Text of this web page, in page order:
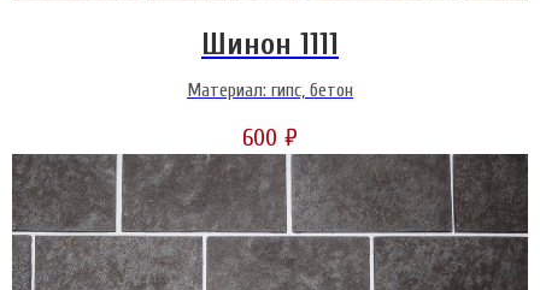
Шинон 1111
Материал: гипс, бетон
600 ₽